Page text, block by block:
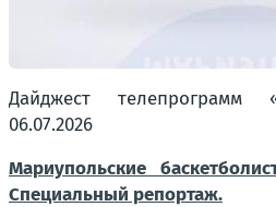
Дайджест
06.07.2026
Мариупольские
Специальный репортаж.